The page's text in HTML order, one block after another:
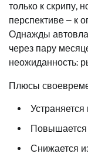
только к скрипу,
перспективе – к
Однажды
через пару
неожиданность:
Плюсы
Повышается
Снижается